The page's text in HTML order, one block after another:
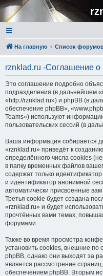
На главную Список
rznklad.ru -Соглашение о
Это соглашение подробно
подразделения (в дальнейшем
«http://rznklad.ru») и phpBB (в
обеспечение phpBB»,
Teams») используют
пользовательских сессий (в
Ваша информация собирается
«rznklad.ru» приведёт к
определённого числа cookies
в папку временных файлов
содержат только
и идентификатор анонимной
автоматически присвоенные
Третья cookie будет создана
«rznklad.ru» и будет
прочтённых вами темах,
форумами.
Также во время просмотра
установить cookies, внешние
phpBB, однако они выходят за
является рассмотрение
обеспечением phpBB. Вторым